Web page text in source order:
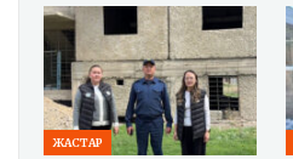
ЖАСТАР